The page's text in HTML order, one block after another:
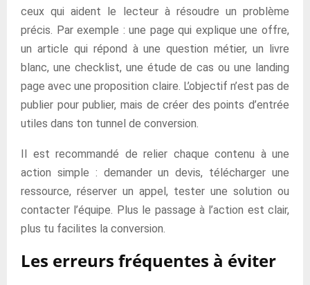
ceux qui aident le lecteur à résoudre un problème
précis. Par exemple : une page qui explique une offre,
un article qui répond à une question métier, un livre
blanc, une checklist, une étude de cas ou une landing
page avec une proposition claire. L’objectif n’est pas de
publier pour publier, mais de créer des points d’entrée
utiles dans ton tunnel de conversion.
Il est recommandé de relier chaque contenu à une
action simple : demander un devis, télécharger une
ressource, réserver un appel, tester une solution ou
contacter l’équipe. Plus le passage à l’action est clair,
plus tu facilites la conversion.
Les erreurs fréquentes à éviter